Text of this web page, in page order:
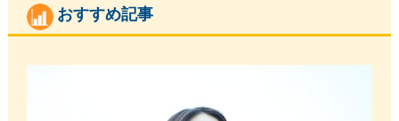
おすすめ記事